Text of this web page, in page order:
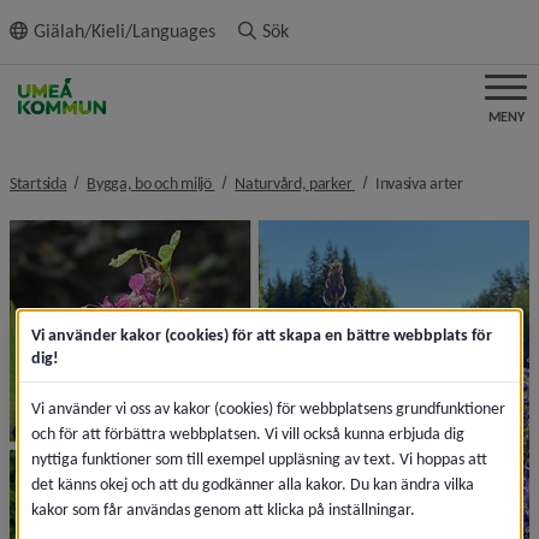
innehållet
Giälah/Kieli/Languages Sök
MENY
Startsida Bygga, bo och miljö nivå i brödsmulenavigeringen
Naturvård, parker nivå i
Invasiva arternivå i
Vi använder kakor (cookies) för att skapa en bättre webbplats för
dig!
Vi använder vi oss av kakor (cookies) för webbplatsens grundfunktioner
och för att förbättra webbplatsen. Vi vill också kunna erbjuda dig
nyttiga funktioner som till exempel uppläsning av text. Vi hoppas att
det känns okej och att du godkänner alla kakor. Du kan ändra vilka
kakor som får användas genom att klicka på inställningar.